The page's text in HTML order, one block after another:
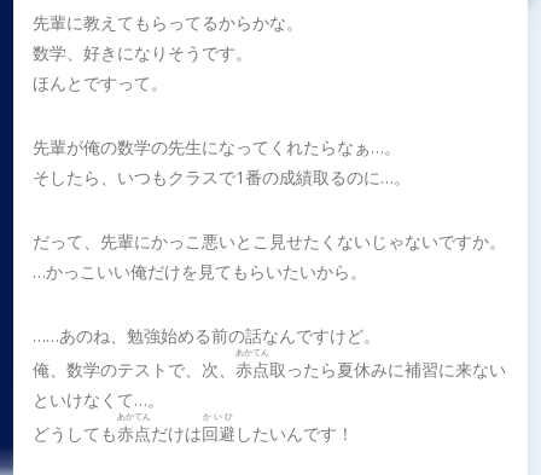
先輩に教えてもらってるからかな。
数学、好きになりそうです。
ほんとですって。
先輩が俺の数学の先生になってくれたらなぁ…。
そしたら、いつもクラスで1番の成績取るのに…。
だって、先輩にかっこ悪いとこ見せたくないじゃないですか。
…かっこいい俺だけを見てもらいたいから。
……あのね、勉強始める前の話なんですけど。
俺、数学のテストで、次、赤点
あかてん
取ったら夏休みに補習に来ない
といけなくて…。
どうしても赤点
あかてん
だけは回避
かいひ
したいんです！